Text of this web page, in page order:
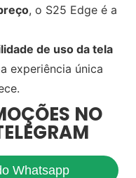
, o S25 Edge é a
de uso da tela
experiência única
NO
Whatsapp